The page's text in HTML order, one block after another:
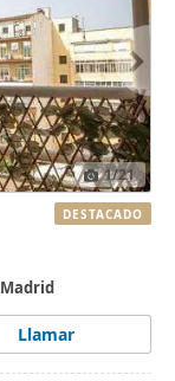
1/21
Madrid
Llamar
DESTACADO